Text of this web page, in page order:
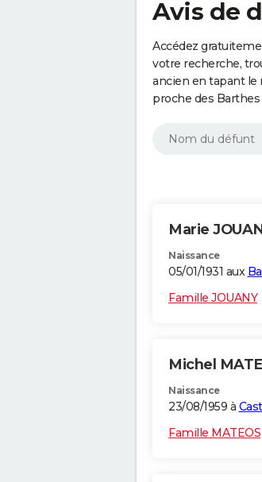
Avis de
Accédez
votre recherche,
ancien en tapant le
proche des
Marie
Naissance
05/01/1931 aux
Famille JOUANY
Michel
Naissance
23/08/1959 à
Famille MATEOS